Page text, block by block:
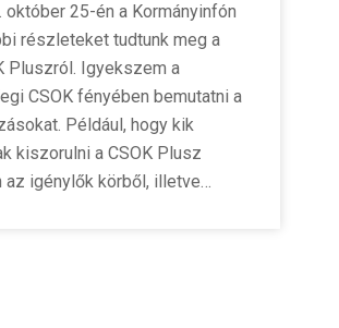
október 25-én a Kormányinfón
részleteket tudtunk meg a
Pluszról. Igyekszem a
CSOK fényében bemutatni a
Például, hogy kik
kiszorulni a CSOK Plusz
az igénylők körből, illetve…